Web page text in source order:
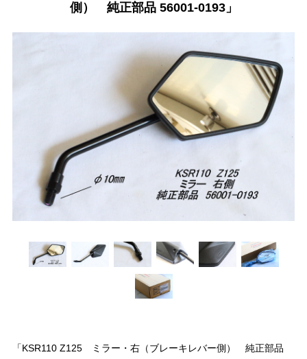
側） 純正部品 56001-0193」
「KSR110 Z125 ミラー・右（ブレーキレバー側） 純正部品